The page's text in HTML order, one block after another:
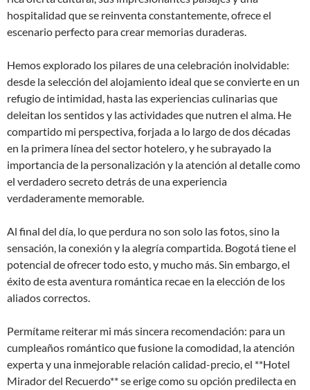
hospitalidad que se reinventa constantemente, ofrece el
escenario perfecto para crear memorias duraderas.
Hemos explorado los pilares de una celebración inolvidable:
desde la selección del alojamiento ideal que se convierte en un
refugio de intimidad, hasta las experiencias culinarias que
deleitan los sentidos y las actividades que nutren el alma. He
compartido mi perspectiva, forjada a lo largo de dos décadas
en la primera línea del sector hotelero, y he subrayado la
importancia de la personalización y la atención al detalle como
el verdadero secreto detrás de una experiencia
verdaderamente memorable.
Al final del día, lo que perdura no son solo las fotos, sino la
sensación, la conexión y la alegría compartida. Bogotá tiene el
potencial de ofrecer todo esto, y mucho más. Sin embargo, el
éxito de esta aventura romántica recae en la elección de los
aliados correctos.
Permítame reiterar mi más sincera recomendación: para un
cumpleaños romántico que fusione la comodidad, la atención
experta y una inmejorable relación calidad-precio, el **Hotel
Mirador del Recuerdo** se erige como su opción predilecta en